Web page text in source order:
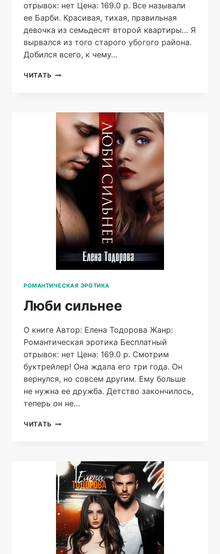
отрывок: нет Цена: 169.0 р. Все называли
ее Барби. Красивая, тихая, правильная
девочка из семьдесят второй квартиры… Я
вырвался из того старого убогого района.
Добился всего, к чему…
ЧИТАТЬ Я
РОМАНТИЧЕСКАЯ ЭРОТИКА
Люби сильнее
О книге Автор: Елена Тодорова Жанр:
Романтическая эротика Бесплатный
отрывок: нет Цена: 169.0 р. Смотрим
буктрейлер! Она ждала его три года. Он
вернулся, но совсем другим. Ему больше
не нужна ее дружба. Детство закончилось,
теперь он не…
ЧИТАТЬ ЛЮБИ